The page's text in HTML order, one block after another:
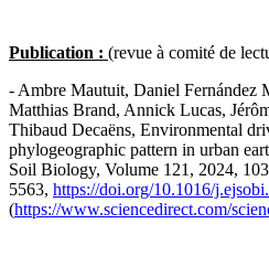
Publication : (revue à comité de
- Ambre Mautuit, Daniel Fernández
Matthias Brand, Annick Lucas,
Thibaud Decaëns, Environmental
phylogeographic pattern in urban
Soil Biology, Volume 121, 2024,
5563, https://doi.org/10.1016/
(https://www.sciencedirect.com/